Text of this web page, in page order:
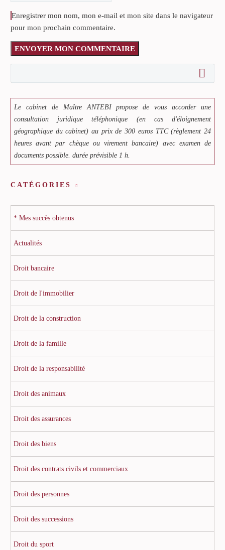
Enregistrer mon nom, mon e-mail et mon site dans le navigateur
pour mon prochain commentaire.
ENVOYER MON COMMENTAIRE
Le cabinet de Maître ANTEBI propose de vous accorder une
consultation juridique téléphonique (en cas d'éloignement
géographique du cabinet) au prix de 300 euros TTC (règlement 24
heures avant par chèque ou virement bancaire) avec examen de
documents possible. durée prévisible 1 h.
CATÉGORIES
* Mes succès obtenus
Actualités
Droit bancaire
Droit de l'immobilier
Droit de la construction
Droit de la famille
Droit de la responsabilité
Droit des animaux
Droit des assurances
Droit des biens
Droit des contrats civils et commerciaux
Droit des personnes
Droit des successions
Droit du sport